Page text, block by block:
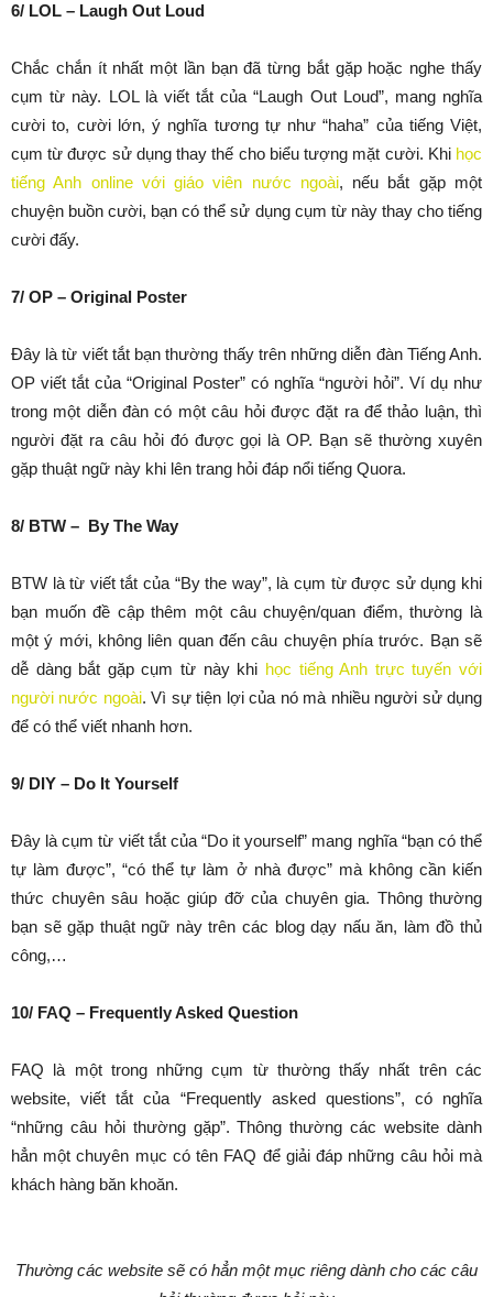
6/ LOL – Laugh Out Loud
Chắc chắn ít nhất một lần bạn đã từng bắt gặp hoặc nghe thấy
cụm từ này. LOL là viết tắt của “Laugh Out Loud”, mang nghĩa
cười to, cười lớn, ý nghĩa tương tự như “haha” của tiếng Việt,
cụm từ được sử dụng thay thế cho biểu tượng mặt cười. Khi học
tiếng Anh online với giáo viên nước ngoài, nếu bắt gặp một
chuyện buồn cười, bạn có thể sử dụng cụm từ này thay cho tiếng
cười đấy.
7/ OP – Original Poster
Đây là từ viết tắt bạn thường thấy trên những diễn đàn Tiếng Anh.
OP viết tắt của “Original Poster” có nghĩa “người hỏi”. Ví dụ như
trong một diễn đàn có một câu hỏi được đặt ra để thảo luận, thì
người đặt ra câu hỏi đó được gọi là OP. Bạn sẽ thường xuyên
gặp thuật ngữ này khi lên trang hỏi đáp nổi tiếng Quora.
8/ BTW – By The Way
BTW là từ viết tắt của “By the way”, là cụm từ được sử dụng khi
bạn muốn đề cập thêm một câu chuyện/quan điểm, thường là
một ý mới, không liên quan đến câu chuyện phía trước. Bạn sẽ
dễ dàng bắt gặp cụm từ này khi học tiếng Anh trực tuyến với
người nước ngoài. Vì sự tiện lợi của nó mà nhiều người sử dụng
để có thể viết nhanh hơn.
9/ DIY – Do It Yourself
Đây là cụm từ viết tắt của “Do it yourself” mang nghĩa “bạn có thể
tự làm được”, “có thể tự làm ở nhà được” mà không cần kiến
thức chuyên sâu hoặc giúp đỡ của chuyên gia. Thông thường
bạn sẽ gặp thuật ngữ này trên các blog dạy nấu ăn, làm đồ thủ
công,…
10/ FAQ – Frequently Asked Question
FAQ là một trong những cụm từ thường thấy nhất trên các
website, viết tắt của “Frequently asked questions”, có nghĩa
“những câu hỏi thường gặp”. Thông thường các website dành
hẳn một chuyên mục có tên FAQ để giải đáp những câu hỏi mà
khách hàng băn khoăn.
Thường các website sẽ có hẳn một mục riêng dành cho các câu